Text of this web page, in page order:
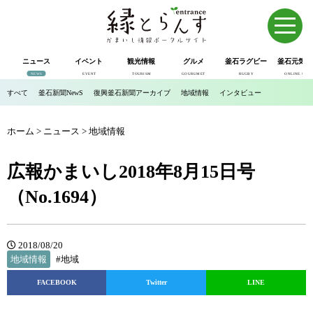
ニュース
NEWS
イベント
EVENT
観光情報
TOURISM
グルメ
GOURUMET
釜石ラグビー
RUGBY
釜石元気
ONLINE SHOP
すべて 釜石新聞NewS 復興釜石新聞アーカイブ 地域情報 インタビュー
ホーム > ニュース > 地域情報
広報かまいし2018年8月15日号
（No.1694）
2018/08/20
地域情報
#地域
FACEBOOK Twitter LINE